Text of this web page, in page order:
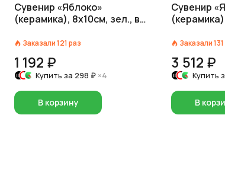
Сувенир «Яблоко»
(керамика), 8х10см, зел., в
Заказали121 раз
1 192 ₽
Купить за 298 ₽ ×4
В корзину
Сувенир
Заказали131
3 512 ₽
Купить
В